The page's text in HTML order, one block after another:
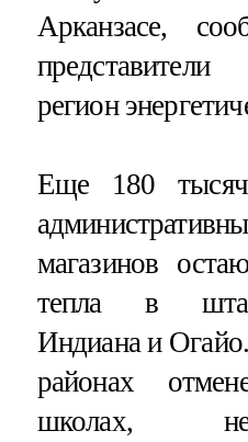
Арканзасе,
регион
Еще 180
магазинов
тепла в
Индиана и
районах
школах,